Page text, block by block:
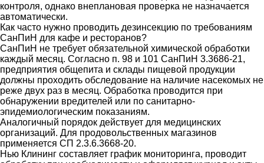
контроля, однако внеплановая проверка не назначается
автоматически.
Как часто нужно проводить дезинсекцию по требованиям
СанПиН для кафе и ресторанов?
СанПиН не требует обязательной химической обработки
каждый месяц. Согласно п. 98 и 101 СанПиН 3.3686-21,
предприятия общепита и склады пищевой продукции
должны проходить обследование на наличие насекомых не
реже двух раз в месяц. Обработка проводится при
обнаружении вредителей или по санитарно-
эпидемиологическим показаниям.
Аналогичный порядок действует для медицинских
организаций. Для продовольственных магазинов
применяется СП 2.3.6.3668-20.
Нью Клининг составляет график мониторинга, проводит